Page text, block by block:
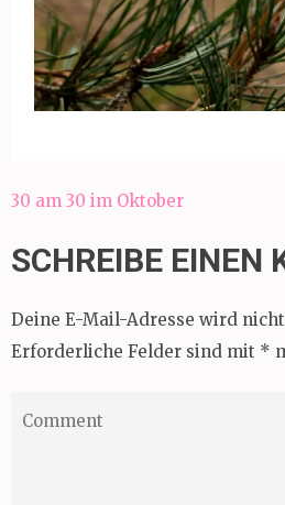
Beitragsnavigation
30 am 30 im Oktober
SCHREIBE EINEN
Deine E-Mail-Adresse wird
Erforderliche Felder sind mit *